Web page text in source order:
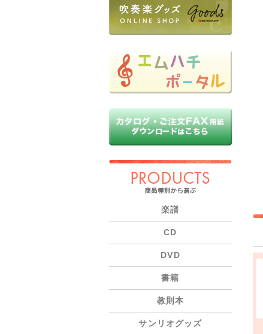
楽譜
CD
DVD
書籍
教則本
サンリオグッズ